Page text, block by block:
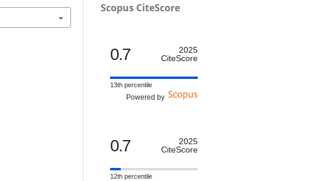
Scopus CiteScore
0.7
2025
CiteScore
13th percentile
Powered by
0.7
2025
CiteScore
12th percentile